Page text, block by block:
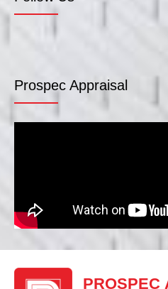
Prospec Appraisal